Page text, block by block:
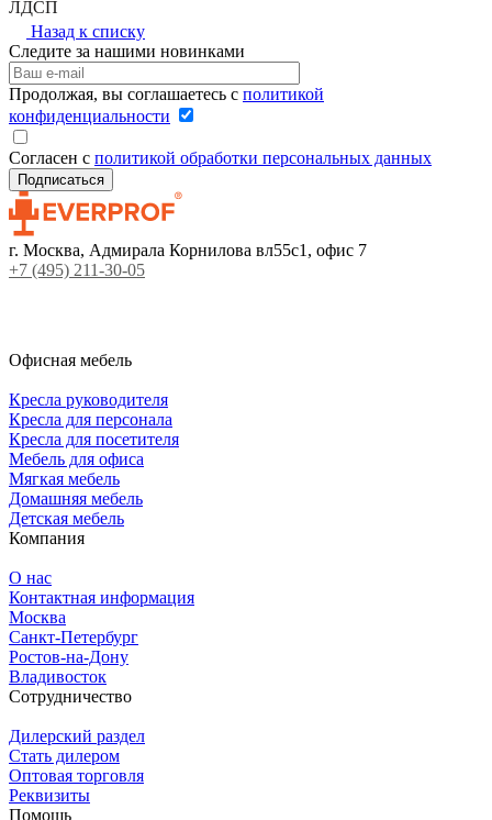
ЛДСП
Назад к списку
Следите за нашими новинками
Продолжая, вы соглашаетесь с политикой
конфиденциальности
Согласен с политикой обработки персональных данных
г. Москва, Адмирала Корнилова вл55с1, офис 7
+7 (495) 211-30-05
Офисная мебель
Кресла руководителя
Кресла для персонала
Кресла для посетителя
Мебель для офиса
Мягкая мебель
Домашняя мебель
Детская мебель
Компания
О нас
Контактная информация
Москва
Санкт-Петербург
Ростов-на-Дону
Владивосток
Сотрудничество
Дилерский раздел
Стать дилером
Оптовая торговля
Реквизиты
Помощь